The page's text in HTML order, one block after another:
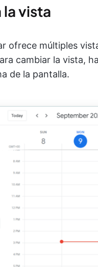
la vista
ofrece múltiples
cambiar la vista,
de la pantalla.